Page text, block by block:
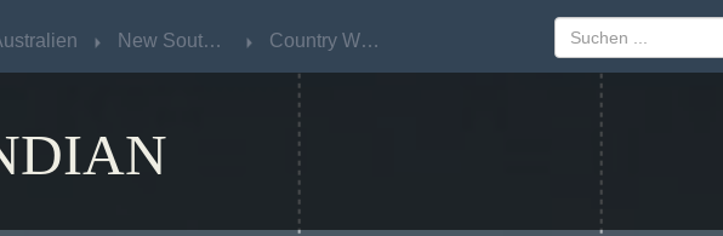
New South Wales Country West
New South Wales Country West